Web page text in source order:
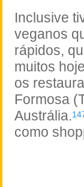
Inclusive
veganos
rápidos,
muitos
os
Formosa
Austrália.
como